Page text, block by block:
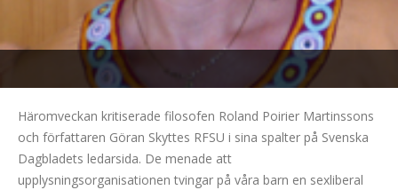
Häromveckan kritiserade filosofen Roland Poirier Martinssons
och författaren Göran Skyttes RFSU i sina spalter på Svenska
Dagbladets ledarsida. De menade att
upplysningsorganisationen tvingar på våra barn en sexliberal